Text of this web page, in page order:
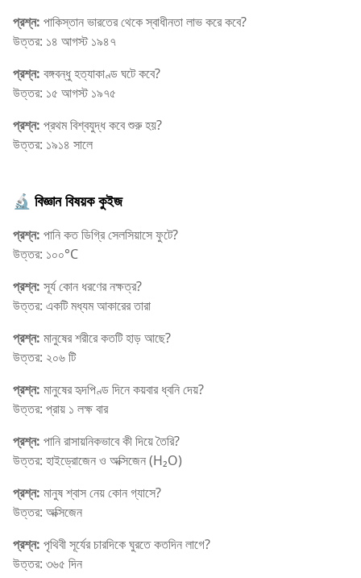
প্রশ্ন: পাকিস্তান ভারতের থেকে স্বাধীনতা লাভ করে কবে?
উত্তর: ১৪ আগস্ট ১৯৪৭
প্রশ্ন: বঙ্গবন্ধু হত্যাকাণ্ড ঘটে কবে?
উত্তর: ১৫ আগস্ট ১৯৭৫
প্রশ্ন: প্রথম বিশ্বযুদ্ধ কবে শুরু হয়?
উত্তর: ১৯১৪ সালে
🔬 বিজ্ঞান বিষয়ক কুইজ
প্রশ্ন: পানি কত ডিগ্রি সেলসিয়াসে ফুটে?
উত্তর: ১০০°C
প্রশ্ন: সূর্য কোন ধরণের নক্ষত্র?
উত্তর: একটি মধ্যম আকারের তারা
প্রশ্ন: মানুষের শরীরে কতটি হাড় আছে?
উত্তর: ২০৬ টি
প্রশ্ন: মানুষের হৃদপিণ্ড দিনে কয়বার ধ্বনি দেয়?
উত্তর: প্রায় ১ লক্ষ বার
প্রশ্ন: পানি রাসায়নিকভাবে কী দিয়ে তৈরি?
উত্তর: হাইড্রোজেন ও অক্সিজেন (H₂O)
প্রশ্ন: মানুষ শ্বাস নেয় কোন গ্যাসে?
উত্তর: অক্সিজেন
প্রশ্ন: পৃথিবী সূর্যের চারদিকে ঘুরতে কতদিন লাগে?
উত্তর: ৩৬৫ দিন